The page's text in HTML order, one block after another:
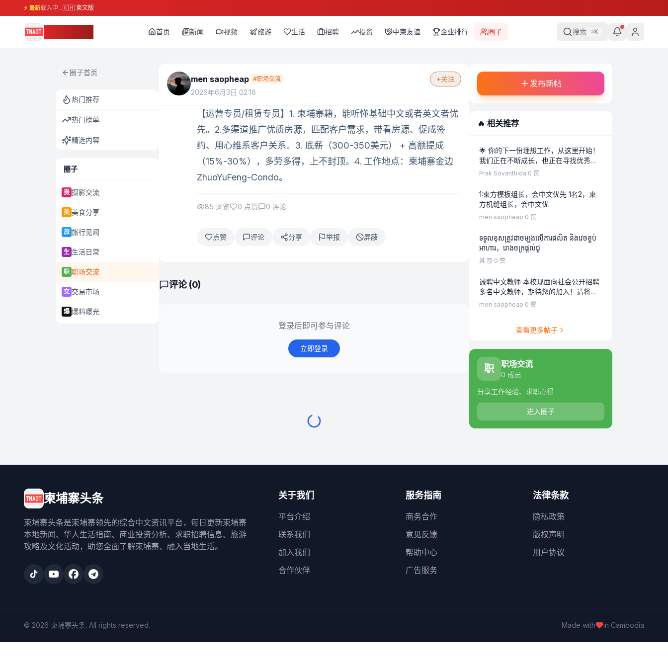
⚡ 最新载入中...🇰🇭 柬文版
首页 新闻 视频 旅游 生活 招聘 投资 中柬友谊 企业排行 圈子 搜索 ⌘K
圈子首页
热门推荐
热门榜单
精选内容
圈子
摄 摄影交流
美 美食分享
旅 旅行见闻
生 生活日常
职 职场交流
交 交易市场
爆 爆料曝光
men saopheap #职场交流
+关注
2026年6月3日 02:16
【运营专员/租赁专员】1. 柬埔寨籍，能听懂基础中文或者英文者优
先。2.多渠道推广优质房源，匹配客户需求，带看房源、促成签
约、用心维系客户关系。3. 底薪（300-350美元） + 高额提成
（15%-30%），多劳多得，上不封顶。4. 工作地点：柬埔寨金边
ZhuoYuFeng-Condo。
85 浏览 0 点赞 0 评论
点赞 评论 分享 举报 屏蔽
评论 (0)
登录后即可参与评论
立即登录
发布新帖
🔥 相关推荐
🌟 你的下一份理想工作，从这里开始！
我们正在不断成长，也正在寻找优秀的
你，与我们一起共同发展！📌 招聘职位
Prak Sovanthida·0 赞
1:柬方模板组长，会中文优先 1名2，柬
方机缝组长，会中文优
men saopheap·0 赞
ទទួលខុសត្រូវជាចម្បងលើការផលិត និងវេចខ្ចប់
អាហារ，រោងចក្រផ្តល់ជូ
其 冒·0 赞
诚聘中文教师 本校现面向社会公开招聘
多名中文教师，期待您的加入！请将您
的简历发送至学校人事部门联系电话
men saopheap·0 赞
查看更多帖子
职 职场交流
0 成员
分享工作经验、求职心得
进入圈子
柬埔寨头条
柬埔寨头条是柬埔寨领先的综合中文资讯平台，每日更新柬埔寨
本地新闻、华人生活指南、商业投资分析、求职招聘信息、旅游
攻略及文化活动，助您全面了解柬埔寨、融入当地生活。
关于我们
平台介绍
联系我们
加入我们
合作伙伴
服务指南
商务合作
意见反馈
帮助中心
广告服务
法律条款
隐私政策
版权声明
用户协议
© 2026 柬埔寨头条. All rights reserved. Made with in Cambodia